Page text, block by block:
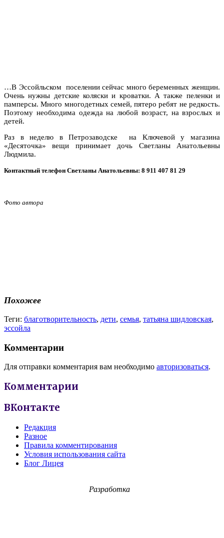
…В Эссойльском поселении сейчас много беременных женщин.
Очень нужны детские коляски и кроватки. А также пеленки и
памперсы. Много многодетных семей, пятеро ребят не редкость.
Поэтому необходима одежда на любой возраст, на взрослых и
детей.
Раз в неделю в Петрозаводске на Ключевой у магазина
«Десяточка» вещи принимает дочь Светланы Анатольевны
Людмила.
Контактный телефон Светланы Анатольевны: 8 911 407 81 29
Фото автора
Похожее
Теги: благотворительность, дети, семья, татьяна шидловская,
эссойла
Комментарии
Для отправки комментария вам необходимо авторизоваться.
Комментарии
ВКонтакте
Редакция
Разное
Правила комментирования
Условия использования сайта
Блог Лицея
Разработка